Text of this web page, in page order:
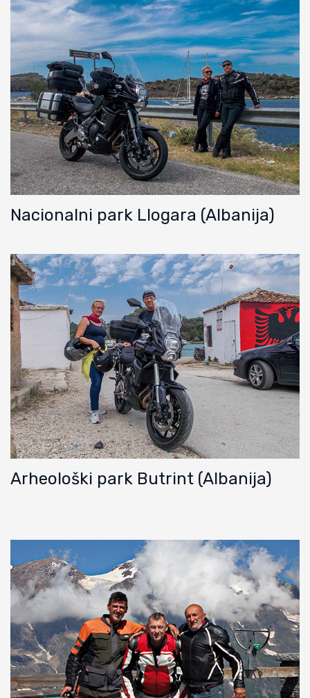
Nacionalni park Llogara (Albanija)
Arheološki park Butrint (Albanija)